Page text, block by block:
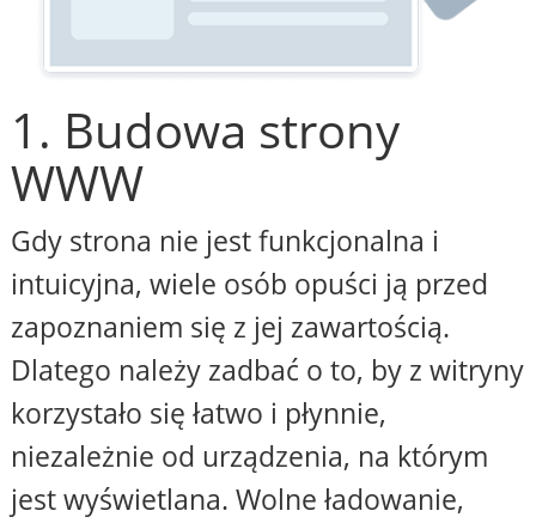
1. Budowa strony
WWW
Gdy strona nie jest funkcjonalna i
intuicyjna, wiele osób opuści ją przed
zapoznaniem się z jej zawartością.
Dlatego należy zadbać o to, by z witryny
korzystało się łatwo i płynnie,
niezależnie od urządzenia, na którym
jest wyświetlana. Wolne ładowanie,